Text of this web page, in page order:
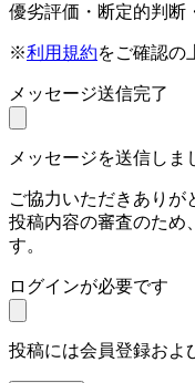
優劣評価・断定的判断
※利用規約をご確認の
メッセージ送信完了
メッセージを送信しま
ご協力いただきありが
投稿内容の審査のため
す。
ログインが必要です
投稿には会員登録およ